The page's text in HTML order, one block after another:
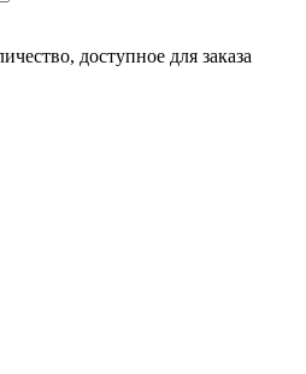
доступное для заказа